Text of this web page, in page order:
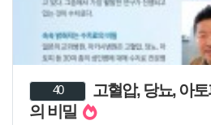
40
고혈압, 당뇨, 아
의 비밀